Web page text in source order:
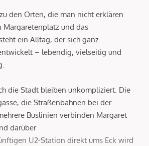
den Orten, die man nicht erklären
Margaretenplatz und das
ein Alltag, der sich ganz
– lebendig, vielseitig und
die Stadt bleiben unkompliziert. Die
die Straßenbahnen bei der
Buslinien verbinden Margaret
darüber
U2-Station direkt ums Eck wird